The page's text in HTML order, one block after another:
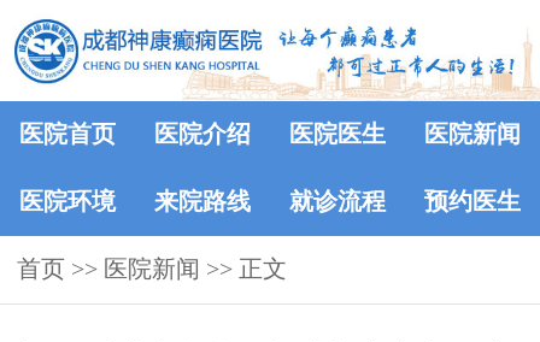
医院首页 医院介绍 医院医生 医院新闻
医院环境 来院路线 就诊流程 预约医生
首页 >> 医院新闻 >> 正文